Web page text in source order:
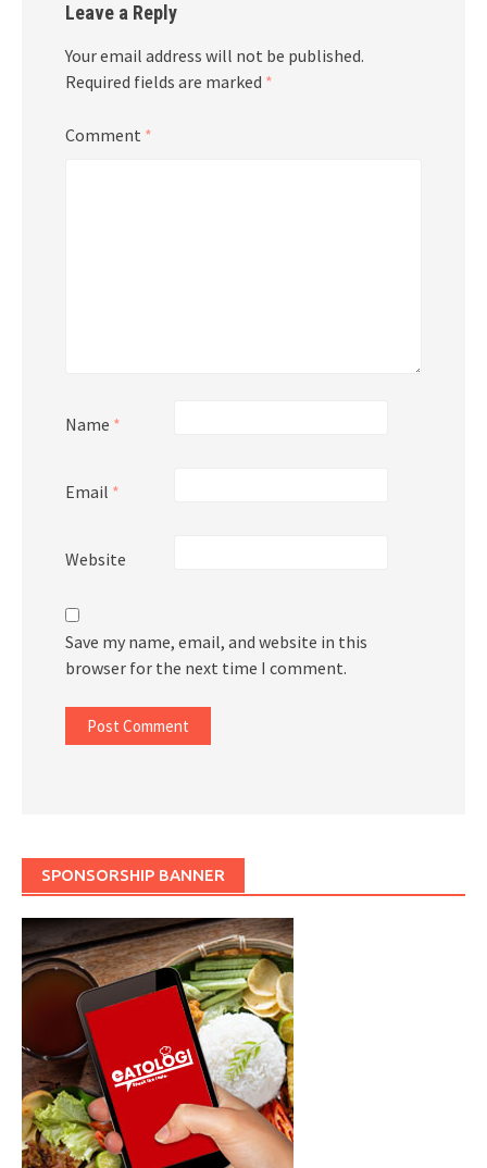
Leave a Reply
Your email address will not be published.
Required fields are marked *
Comment *
Name *
Email *
Website
Save my name, email, and website in this
browser for the next time I comment.
SPONSORSHIP BANNER